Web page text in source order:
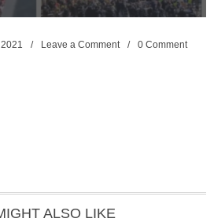
,2021 Leave a Comment 0 Comment
ALSO LIKE